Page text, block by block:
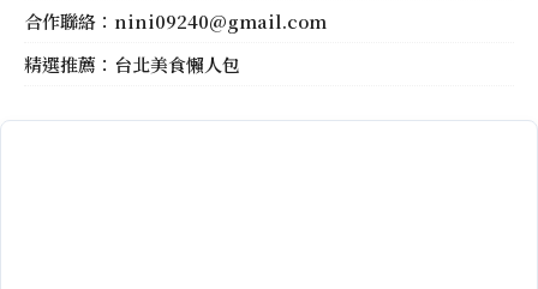
合作聯絡： nini09240@gmail.com
精選推薦： 台北美食懶人包